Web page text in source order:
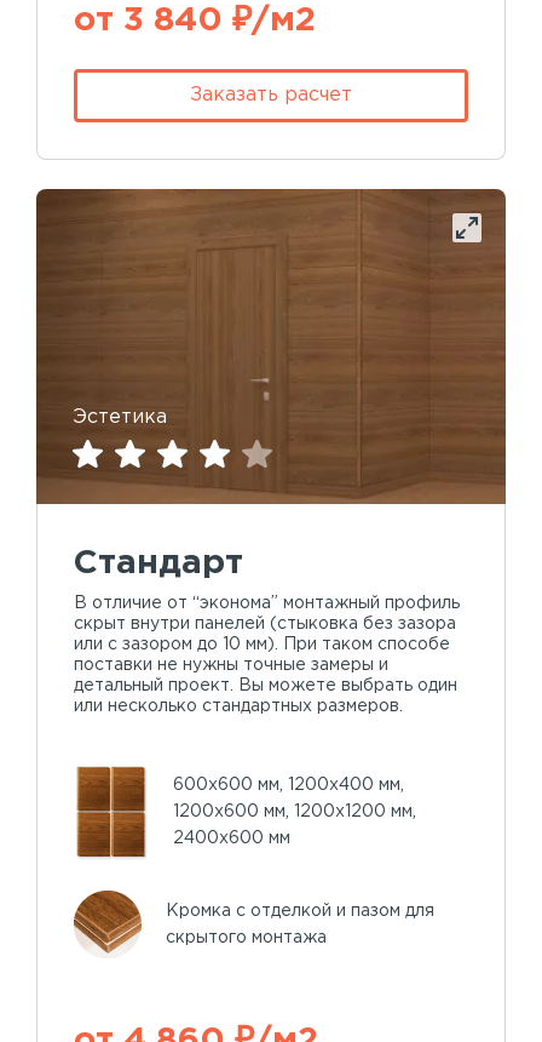
от 3 840 ₽/м2
Заказать расчет
Эстетика
Стандарт
В отличие от “эконома” монтажный профиль
скрыт внутри панелей (стыковка без зазора
или с зазором до 10 мм). При таком способе
поставки не нужны точные замеры и
детальный проект. Вы можете выбрать один
или несколько стандартных размеров.
600х600 мм, 1200х400 мм,
1200х600 мм, 1200х1200 мм,
2400х600 мм
Кромка с отделкой и пазом для
скрытого монтажа